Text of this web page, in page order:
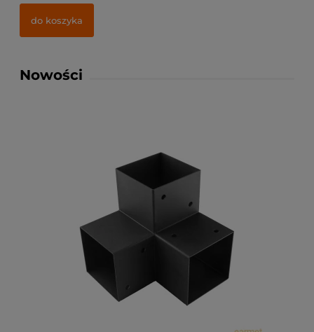
do koszyka
Nowości